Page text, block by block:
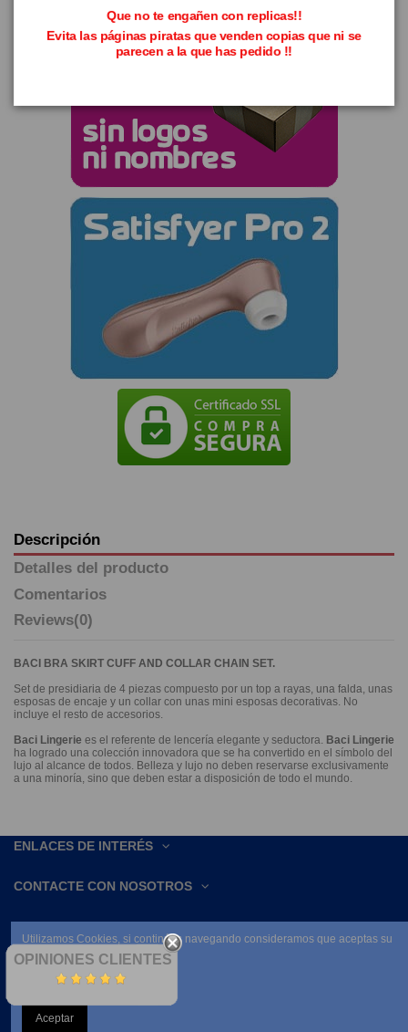
Descripción
Detalles del producto
Comentarios
Reviews(0)
BACI BRA SKIRT CUFF AND COLLAR CHAIN SET.
Set de presidiaria de 4 piezas compuesto por un top a rayas, una falda, unas
esposas de encaje y un collar con unas mini esposas decorativas. No
incluye el resto de accesorios.
Baci Lingerie es el referente de lencería elegante y seductora. Baci Lingerie
ha logrado una colección innovadora que se ha convertido en el símbolo del
lujo al alcance de todos. Belleza y lujo no deben reservarse exclusivamente
a una minoría, sino que deben estar a disposición de todo el mundo.
ENLACES DE INTERÉS
CONTACTE CON NOSOTROS
OPINIONES CLIENTES
NEWSLETTER
Que no te engañen con replicas!!
Evita las páginas piratas que venden copias que ni se
parecen a la que has pedido !!
Utilizamos Cookies, si continúas navegando consideramos que aceptas su
uso.
Leer condiciones
Aceptar